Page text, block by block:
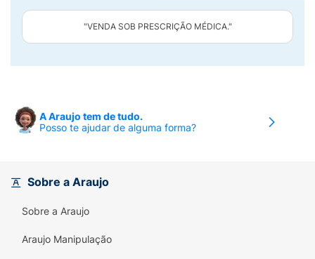
"VENDA SOB PRESCRIÇÃO MÉDICA."
A Araujo tem de tudo.
Posso te ajudar de alguma forma?
Sobre a Araujo
Sobre a Araujo
Araujo Manipulação